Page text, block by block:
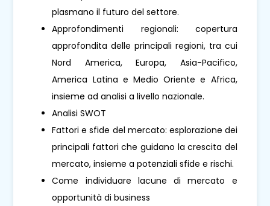
plasmano il futuro del settore.
Approfondimenti regionali: copertura
approfondita delle principali regioni, tra cui
Nord America, Europa, Asia-Pacifico,
America Latina e Medio Oriente e Africa,
insieme ad analisi a livello nazionale.
Analisi SWOT
Fattori e sfide del mercato: esplorazione dei
principali fattori che guidano la crescita del
mercato, insieme a potenziali sfide e rischi.
Come individuare lacune di mercato e
opportunità di business